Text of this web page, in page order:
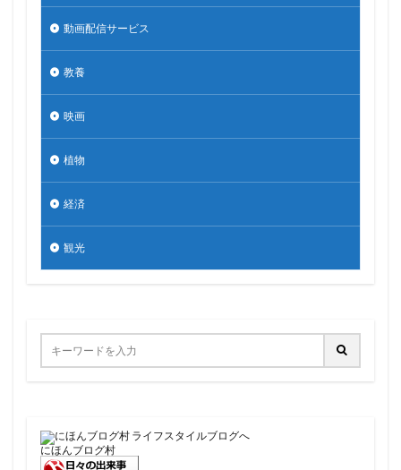
動画配信サービス
教養
映画
植物
経済
観光
にほんブログ村